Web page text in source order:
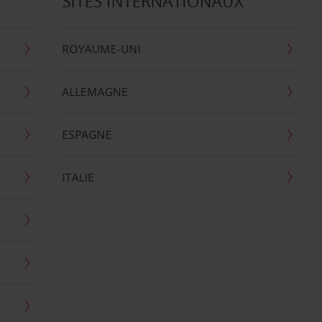
ROYAUME-UNI
ALLEMAGNE
ESPAGNE
ITALIE